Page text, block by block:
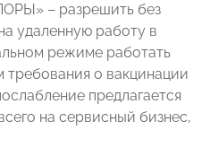
– разрешить без
удаленную работу в
режиме работать
о вакцинации
предлагается
на сервисный бизнес,